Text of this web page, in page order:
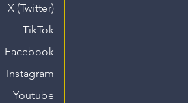
X (Twitter)
TikTok
Facebook
Instagram
Youtube